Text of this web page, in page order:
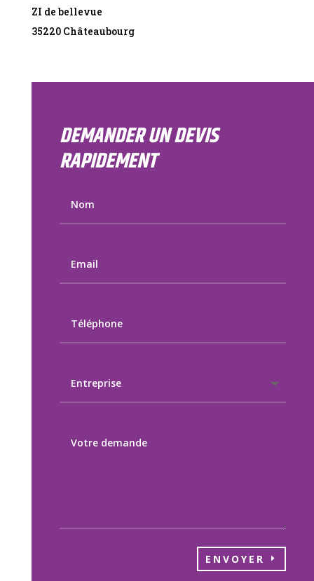
ZI de bellevue
35220 Châteaubourg
DEMANDER UN DEVIS
RAPIDEMENT
ENVOYER